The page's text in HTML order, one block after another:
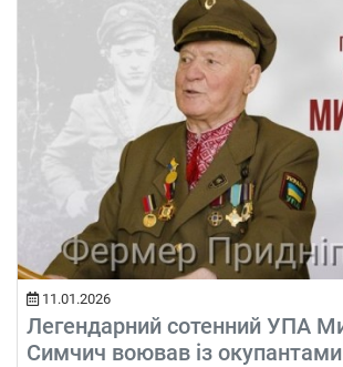
11.01.2026
Легендарний сотенний УПА
Симчич воював із окупантами